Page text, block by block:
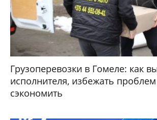
Грузоперевозки в Гомеле: как
исполнителя, избежать
сэкономить